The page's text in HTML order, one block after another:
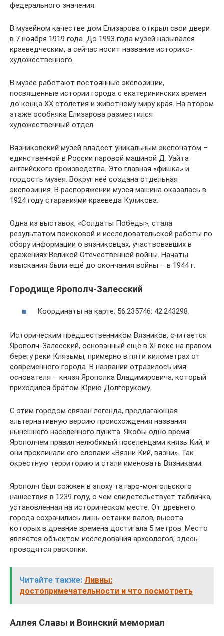
федерального значения.
В музейном качестве дом Елизарова открыл свои двери
в 7 ноября 1919 года. До 1993 года музей назывался
краеведческим, а сейчас носит название историко-
художественного.
В музее работают постоянные экспозиции,
посвященные истории города с екатерининских времен
до конца XX столетия и животному миру края. На втором
этаже особняка Елизарова разместился
художественный отдел.
Вязниковский музей владеет уникальным экспонатом –
единственной в России паровой машиной Д. Уайта
английского производства. Это главная «фишка» и
гордость музея. Вокруг неё создана отдельная
экспозиция. В распоряжении музея машина оказалась в
1924 году стараниями краеведа Куликова.
Одна из выставок, «Солдаты Победы», стала
результатом поисковой и исследовательской работы по
сбору информации о вязниковцах, участвовавших в
сражениях Великой Отечественной войны. Начаты
изыскания были ещё до окончания войны – в 1944 г.
Городище Ярополч-Залесский
Координаты на карте: 56.235746, 42.243298.
Историческим предшественником Вязников, считается
Ярополч-Залесский, основанный ещё в XI веке на правом
берегу реки Клязьмы, примерно в пяти километрах от
современного города. В названии отразилось имя
основателя – князя Ярополка Владимировича, который
приходился братом Юрию Долгорукому.
С этим городом связан легенда, предлагающая
альтернативную версию происхождения названия
нынешнего населенного пункта. Якобы одно время
Ярополчем правил нелюбимый поселенцами князь Кий, и
они проклинали его словами «Вязни Кий, вязни». Так
окрестную территорию и стали именовать Вязниками.
Ярополч был сожжен в эпоху татаро-монгольского
нашествия в 1239 году, о чем свидетельствует табличка,
установленная на историческом месте. От древнего
города сохранились лишь останки валов, высота
которых в древние времена достигала 5 метров. Место
является объектом исследования археологов, здесь
проводятся раскопки.
Читайте также: Ливны:
достопримечательности и что посмотреть
Аллея Славы и Воинский мемориал